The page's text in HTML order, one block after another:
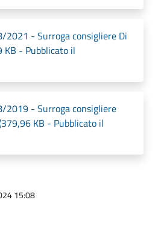
2021 - Surroga consigliere Di
KB - Pubblicato il
2019 - Surroga consigliere
KB - Pubblicato il
15:08